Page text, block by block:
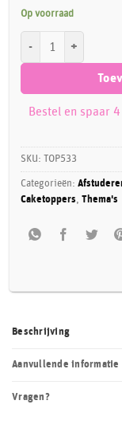
Op voorraad
Bestel en spaar
SKU:TOP533
Categorieën:
Caketoppers,Thema's
Beschrijving
Aanvullende informatie
Vragen?